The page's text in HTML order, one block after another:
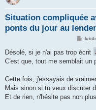
Situation compliquée
ponts du jour au
M
s
s
a
Désolé, si je n'ai pas trop écrit
C'est que, tout me semblait un
Cette fois, j'essayais de
Mais sinon si tu veux discuter
Et de rien, n'hésite pas non